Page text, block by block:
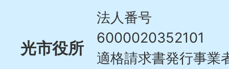
光市役所
法人番号
6000020352101
適格請求書発行事業